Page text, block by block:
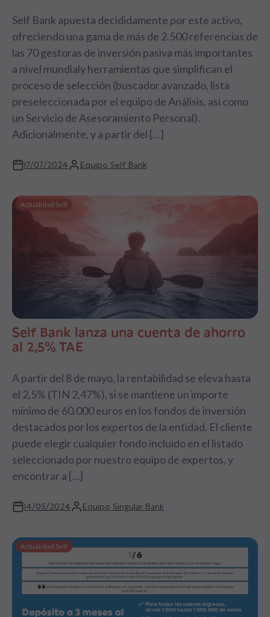
Self Bank apuesta decididamente por este activo,
ofreciendo una gama de más de 2.500 referencias de
las 70 gestoras de inversión pasiva más importantes
a nivel mundialy herramientas que simplifican el
proceso de selección (buscador avanzado, lista
preseleccionada por el equipo de Análisis, así como
un Servicio de Asesoramiento Personal).
Adicionalmente, y a partir del […]
17/07/2024 Equipo Self Bank
Actualidad Self
Self Bank lanza una cuenta de ahorro
al 2,5% TAE
A partir del 8 de mayo, la rentabilidad se eleva hasta
el 2,5% (TIN 2,47%), si se mantiene un importe
mínimo de 60.000 euros en los fondos de inversión
destacados por los expertos de la entidad. El cliente
puede elegir cualquier fondo incluido en el listado
seleccionado por nuestro equipo de expertos, y
encontrar a […]
14/05/2024 Equipo Singular Bank
Actualidad Self